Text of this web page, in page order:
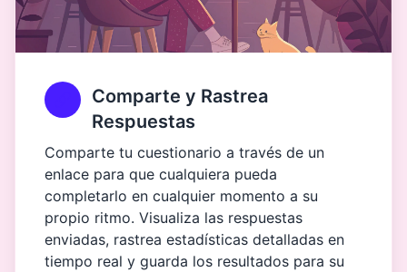
Comparte y Rastrea
Respuestas
Comparte tu cuestionario a través de un
enlace para que cualquiera pueda
completarlo en cualquier momento a su
propio ritmo. Visualiza las respuestas
enviadas, rastrea estadísticas detalladas en
tiempo real y guarda los resultados para su